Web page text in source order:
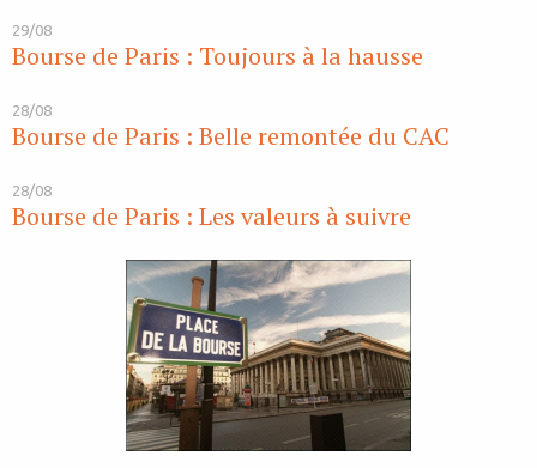
29/08
Bourse de Paris : Toujours à la hausse
28/08
Bourse de Paris : Belle remontée du CAC
28/08
Bourse de Paris : Les valeurs à suivre